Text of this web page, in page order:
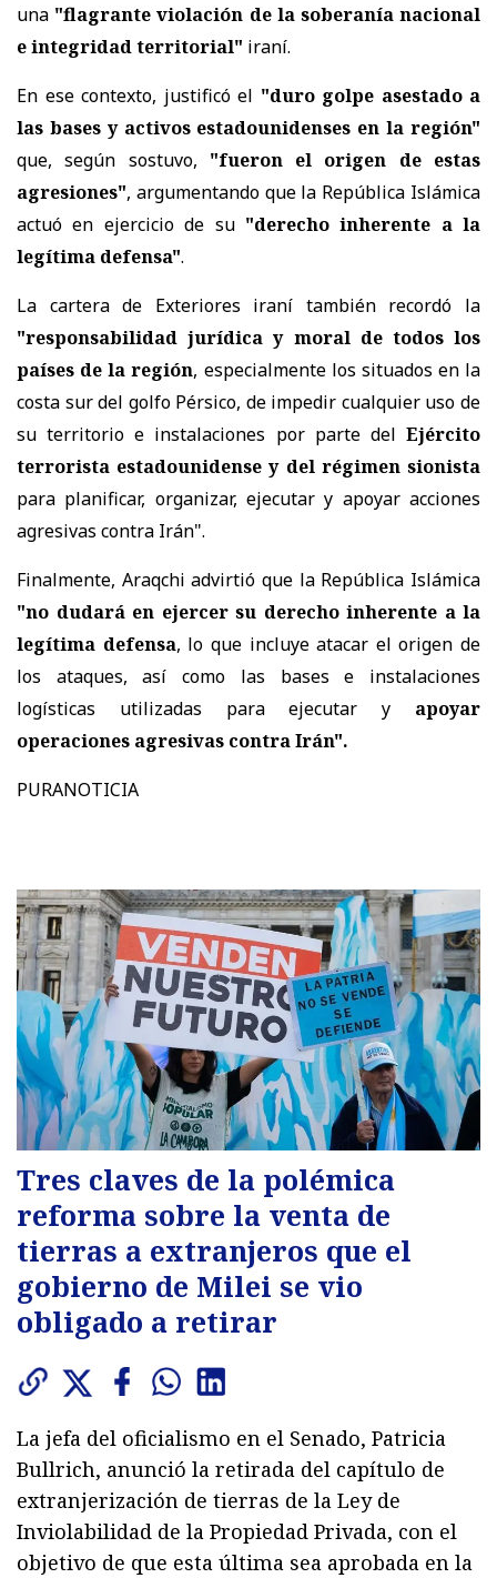
una "flagrante violación de la soberanía nacional
e integridad territorial" iraní.
En ese contexto, justificó el "duro golpe asestado a
las bases y activos estadounidenses en la región"
que, según sostuvo, "fueron el origen de estas
agresiones", argumentando que la República Islámica
actuó en ejercicio de su "derecho inherente a la
legítima defensa".
La cartera de Exteriores iraní también recordó la
"responsabilidad jurídica y moral de todos los
países de la región, especialmente los situados en la
costa sur del golfo Pérsico, de impedir cualquier uso de
su territorio e instalaciones por parte del Ejército
terrorista estadounidense y del régimen sionista
para planificar, organizar, ejecutar y apoyar acciones
agresivas contra Irán".
Finalmente, Araqchi advirtió que la República Islámica
"no dudará en ejercer su derecho inherente a la
legítima defensa, lo que incluye atacar el origen de
los ataques, así como las bases e instalaciones
logísticas utilizadas para ejecutar y apoyar
operaciones agresivas contra Irán".
PURANOTICIA
Tres claves de la polémica
reforma sobre la venta de
tierras a extranjeros que el
gobierno de Milei se vio
obligado a retirar
La jefa del oficialismo en el Senado, Patricia
Bullrich, anunció la retirada del capítulo de
extranjerización de tierras de la Ley de
Inviolabilidad de la Propiedad Privada, con el
objetivo de que esta última sea aprobada en la